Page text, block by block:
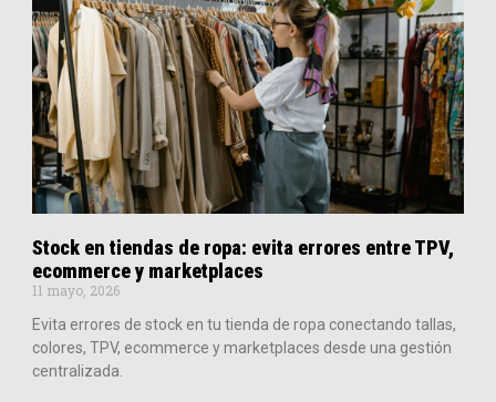
Stock en tiendas de ropa: evita errores entre TPV,
ecommerce y marketplaces
11 mayo, 2026
Evita errores de stock en tu tienda de ropa conectando tallas,
colores, TPV, ecommerce y marketplaces desde una gestión
centralizada.